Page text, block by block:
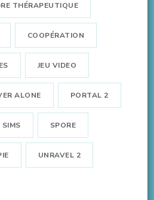
THÉRAPEUTIQUE
COOPÉRATION
JEU VIDEO
ALONE PORTAL 2
SIMS SPORE
UNRAVEL 2